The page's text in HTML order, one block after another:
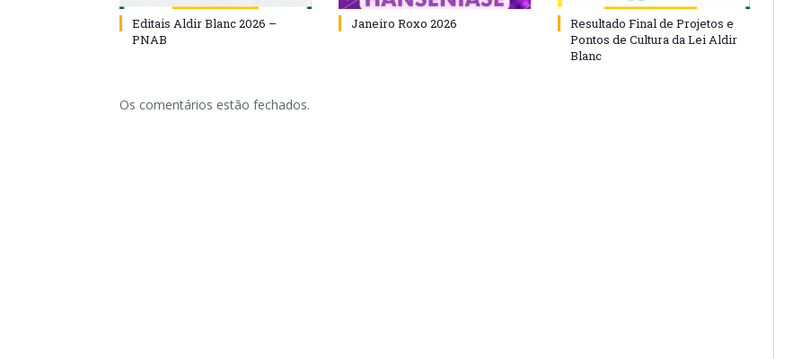
Editais Aldir Blanc 2026 –
PNAB
Janeiro Roxo 2026
Resultado Final de Projetos e
Pontos de Cultura da Lei Aldir
Blanc
Os comentários estão fechados.